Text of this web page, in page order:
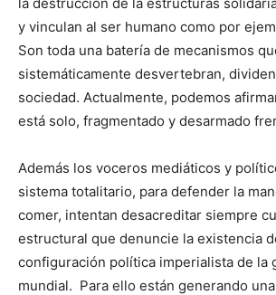
y vinculan al ser humano como por
Son toda una batería de mecanismos
sistemáticamente desvertebran,
sociedad. Actualmente, podemos
está solo, fragmentado y desarmado
Además los voceros mediáticos y
sistema totalitario, para defender la
comer, intentan desacreditar siempre
estructural que denuncie la existencia
configuración política imperialista de la
mundial. Para ello están generando